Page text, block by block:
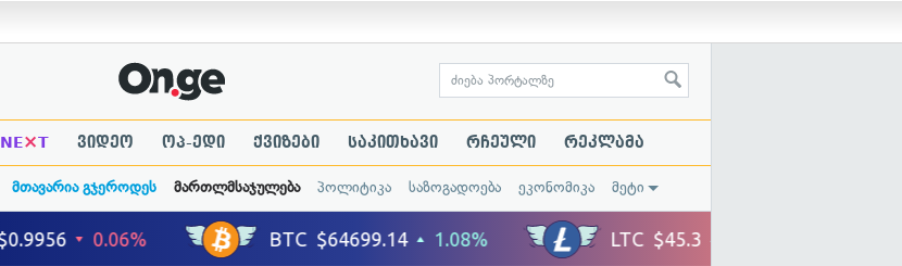
NE×T ვიდეო ოპ-ედი ქვიზები საკითხავი რჩეული რეკლამა
მთავარია გჯეროდეს მართლმსაჯულება პოლიტიკა საზოგადოება ეკონომიკა მეტი